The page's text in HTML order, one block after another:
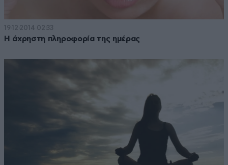
19·12·2014 02:33
Η άχρηστη πληροφορία της ημέρας